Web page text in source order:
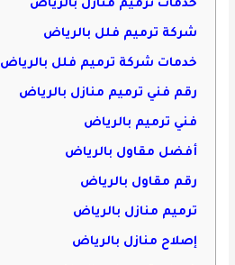
خدمات ترميم منازل بالرياض
شركة ترميم فلل بالرياض
خدمات شركة ترميم فلل بالرياض
رقم فني ترميم منازل بالرياض
فني ترميم بالرياض
أفضل مقاول بالرياض
رقم مقاول بالرياض
ترميم منازل بالرياض
إصلاح منازل بالرياض